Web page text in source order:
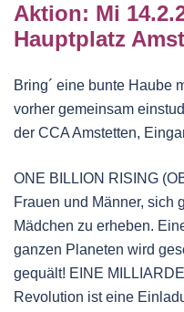
Aktion: Mi
Hauptplatz
Bring´ eine bunte Haube
vorher gemeinsam
der CCA Amstetten,
ONE BILLION RISING
Frauen und Männer, sich
Mädchen zu erheben.
ganzen Planeten wird
gequält! EINE
Revolution ist eine